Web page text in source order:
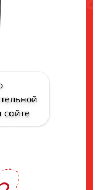
сайте